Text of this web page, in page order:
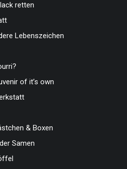
retten
Lebenszeichen
of it’s own
& Boxen
Samen